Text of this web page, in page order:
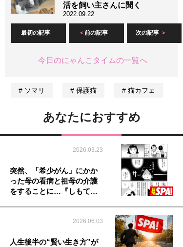
活を飼い主さんに聞く
2022.09.22
最初の記事 前の記事 次の記事
今日のにゃんこタイムの一覧へ
ソマリ 保護猫 猫カフェ
あなたにおすすめ
2026.03.23
突然、「希少がん」にかか
った母の看病と祖母の介護
をすることに…『しもて…
2026.06.03
人生後半の“賢い生き方”が